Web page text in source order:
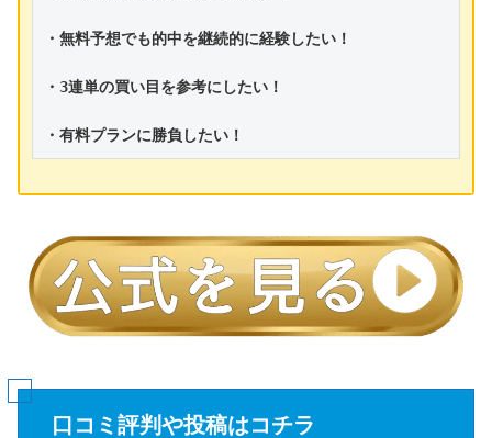
・無料予想でも的中を継続的に経験したい！
・3連単の買い目を参考にしたい！
・有料プランに勝負したい！
口コミ評判や投稿はコチラ